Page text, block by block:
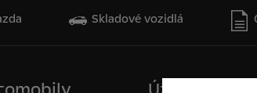
Skladové vozidlá